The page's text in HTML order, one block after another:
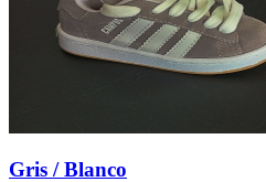
Gris / Blanco